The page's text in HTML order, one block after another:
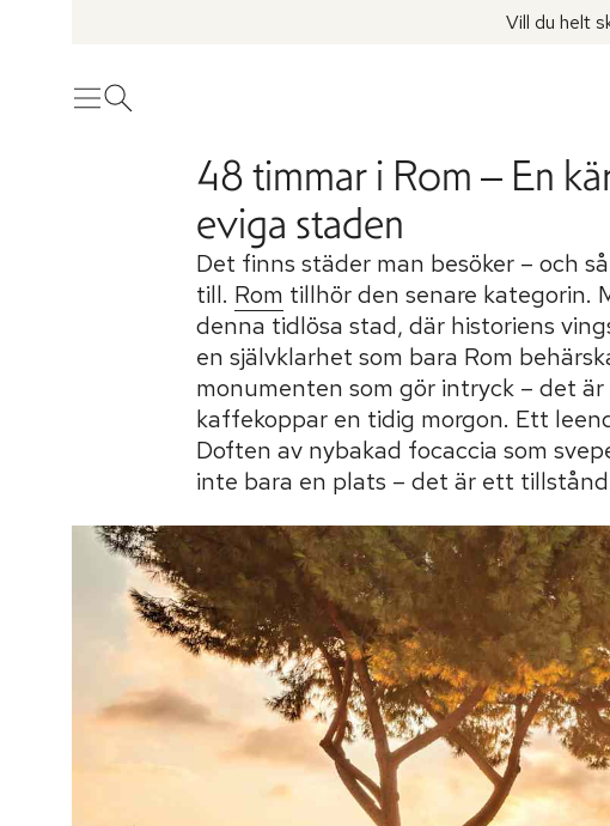
Vill du helt
MenyÖppna sök
48 timmar i Rom – En
eviga staden
Det finns städer man besöker – och
till. Rom tillhör den senare kategorin.
denna tidlösa stad, där historiens
en självklarhet som bara Rom
monumenten som gör intryck – det
kaffekoppar en tidig morgon. Ett
Doften av nybakad focaccia som
inte bara en plats – det är ett